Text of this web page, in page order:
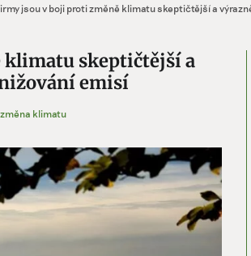
jsou v boji proti změně klimatu skeptičtější a
klimatu skeptičtější a
emisí
změna klimatu